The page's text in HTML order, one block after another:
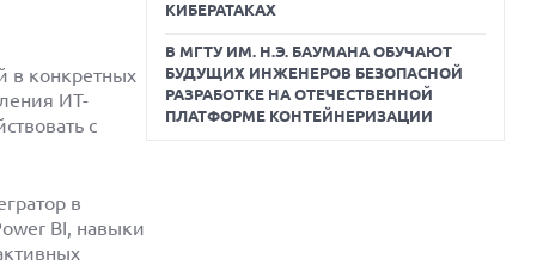
в конкретных
ИТ-
с
в
BI, навыки
КИБЕРАТАКАХ
В МГТУ ИМ. Н.Э. БАУМАНА ОБУЧАЮТ
БУДУЩИХ ИНЖЕНЕРОВ БЕЗОПАСНОЙ
РАЗРАБОТКЕ НА ОТЕЧЕСТВЕННОЙ
ПЛАТФОРМЕ КОНТЕЙНЕРИЗАЦИИ